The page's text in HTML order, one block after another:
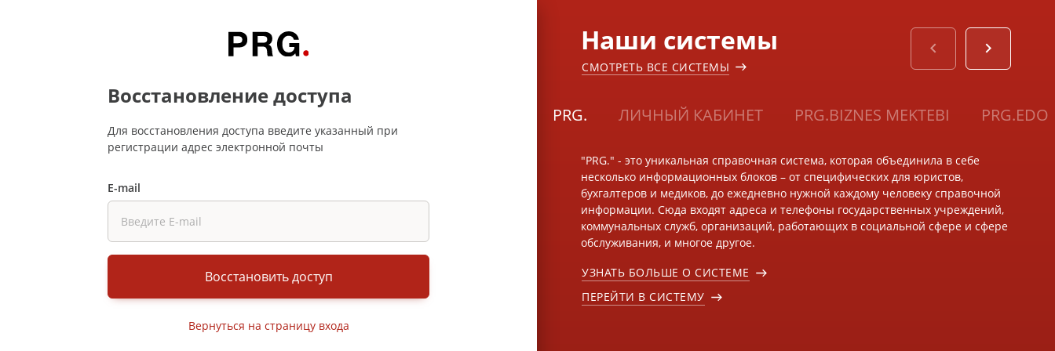
Восстановление доступа
Для восстановления доступа введите указанный при
регистрации адрес электронной почты
E-mail
Восстановить доступ
Вернуться на страницу входа
Наши системы
СМОТРЕТЬ ВСЕ СИСТЕМЫ
PRG. ЛИЧНЫЙ КАБИНЕТ PRG.BIZNES MEKTEBI PRG.EDO
"PRG." - это уникальная справочная система, которая объединила в себе
несколько информационных блоков – от специфических для юристов,
бухгалтеров и медиков, до ежедневно нужной каждому человеку справочной
информации. Сюда входят адреса и телефоны государственных учреждений,
коммунальных служб, организаций, работающих в социальной сфере и сфере
обслуживания, и многое другое.
УЗНАТЬ БОЛЬШЕ О СИСТЕМЕ
ПЕРЕЙТИ В СИСТЕМУ